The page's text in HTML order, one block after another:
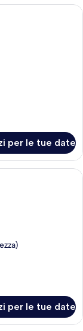
letto con un letto,
per le tue date
con un piano
per le tue date